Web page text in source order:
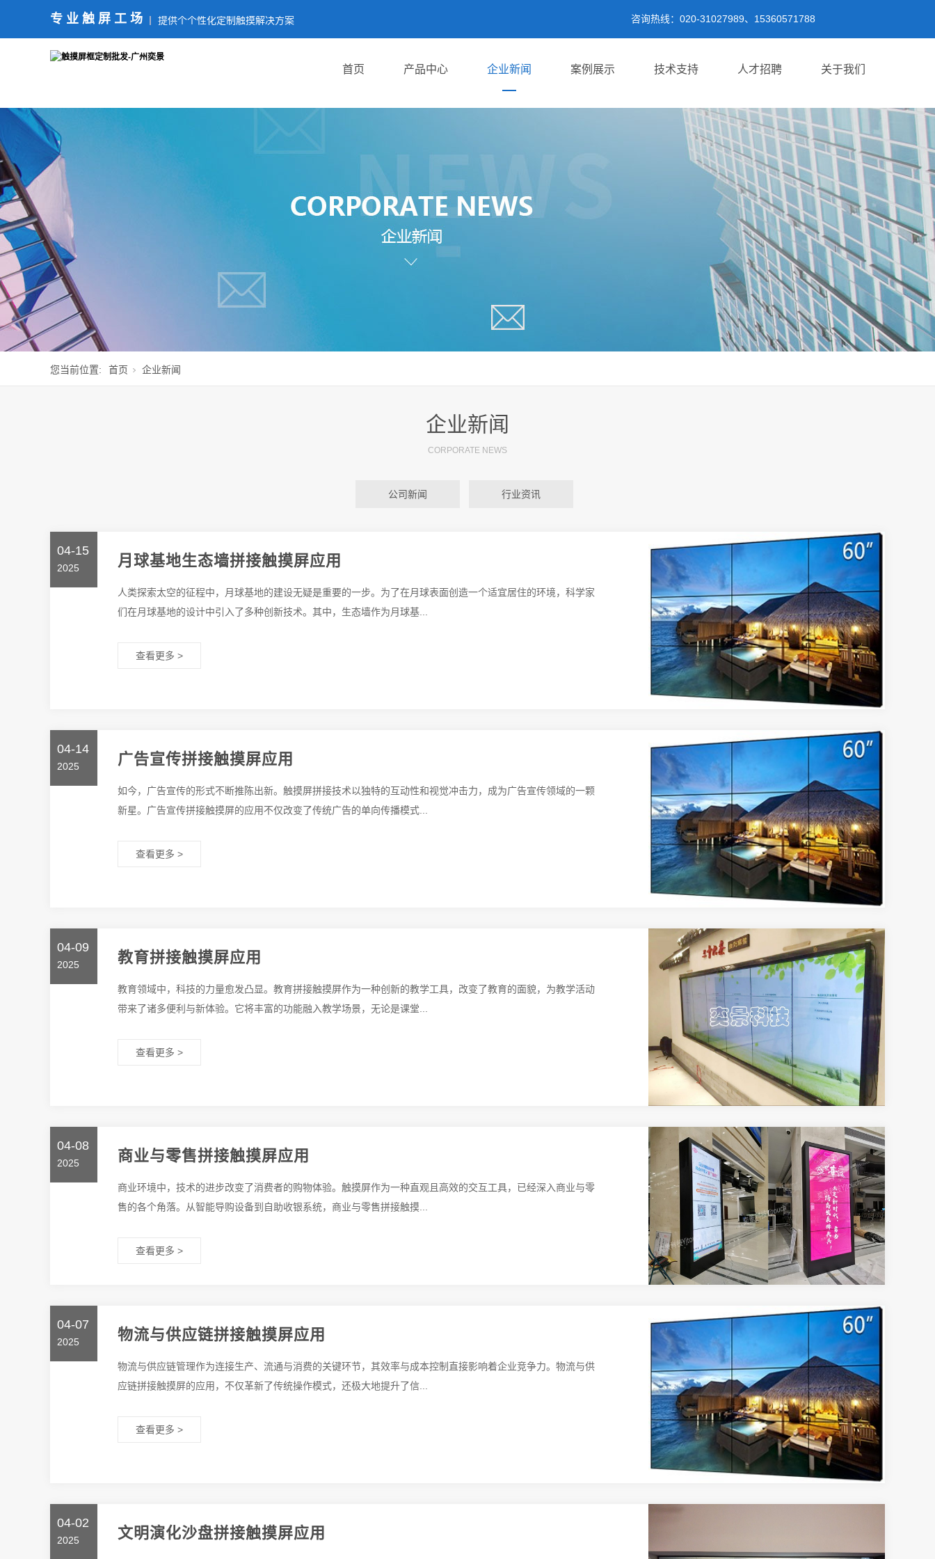
专业触屏工场 提供个个性化定制触摸解决方案 咨询热线：020-31027989、15360571788
首页 产品中心 企业新闻 案例展示 技术支持 人才招聘 关于我们
您当前位置: 首页 企业新闻
企业新闻
CORPORATE NEWS
公司新闻 行业资讯
04-15
2025 月球基地生态墙拼接触摸屏应用
人类探索太空的征程中，月球基地的建设无疑是重要的一步。为了在月球表面创造一个适宜居住的环境，科学家
们在月球基地的设计中引入了多种创新技术。其中，生态墙作为月球基...
查看更多 >
04-14
2025 广告宣传拼接触摸屏应用
如今，广告宣传的形式不断推陈出新。触摸屏拼接技术以独特的互动性和视觉冲击力，成为广告宣传领域的一颗
新星。广告宣传拼接触摸屏的应用不仅改变了传统广告的单向传播模式...
查看更多 >
04-09
2025 教育拼接触摸屏应用
教育领域中，科技的力量愈发凸显。教育拼接触摸屏作为一种创新的教学工具，改变了教育的面貌，为教学活动
带来了诸多便利与新体验。它将丰富的功能融入教学场景，无论是课堂...
查看更多 >
04-08
2025 商业与零售拼接触摸屏应用
商业环境中，技术的进步改变了消费者的购物体验。触摸屏作为一种直观且高效的交互工具，已经深入商业与零
售的各个角落。从智能导购设备到自助收银系统，商业与零售拼接触摸...
查看更多 >
04-07
2025 物流与供应链拼接触摸屏应用
物流与供应链管理作为连接生产、流通与消费的关键环节，其效率与成本控制直接影响着企业竞争力。物流与供
应链拼接触摸屏的应用，不仅革新了传统操作模式，还极大地提升了信...
查看更多 >
04-02
2025 文明演化沙盘拼接触摸屏应用